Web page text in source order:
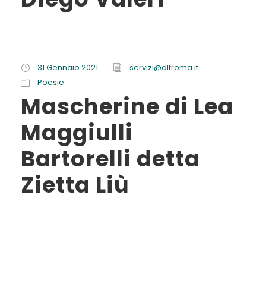
31 Gennaio 2021
servizi@dlfroma.it
Poesie
Mascherine di Lea
Maggiulli
Bartorelli detta
Zietta Liù